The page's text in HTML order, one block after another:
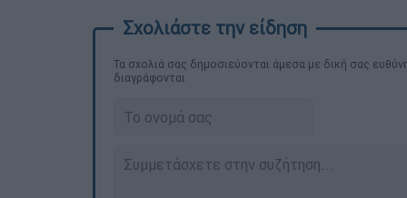
Τα σχολιά σας δημοσιεύονται άμεσα με δική σας
διαγράφονται